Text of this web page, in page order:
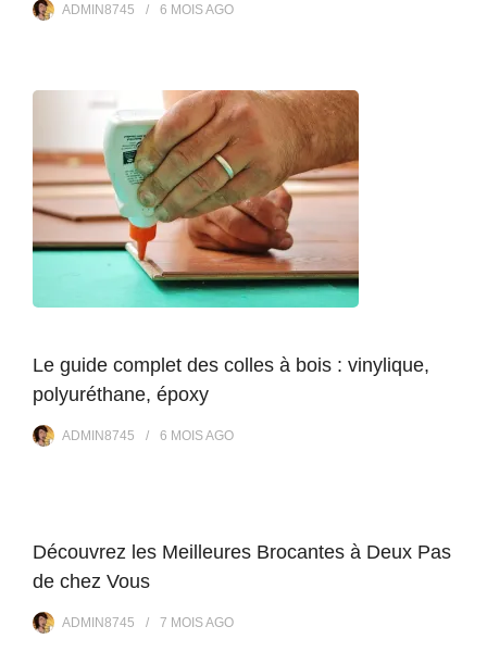
ADMIN8745 6 MOISAGO
Le guide complet des colles à bois : vinylique,
polyuréthane, époxy
ADMIN8745 6 MOISAGO
Découvrez les Meilleures Brocantes à Deux Pas
de chez Vous
ADMIN8745 7 MOISAGO